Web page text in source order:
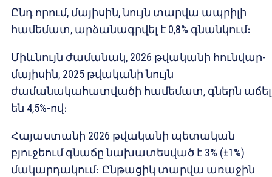
Ընդ որում, մայիսին, նույն տարվա ապրիլի
համեմատ, արձանագրվել է 0,8% գնանկում։
Միևնույն ժամանակ, 2026 թվականի հունվար-
մայիսին, 2025 թվականի նույն
ժամանակահատվածի համեմատ, գներն աճել
են 4,5%-ով։
Հայաստանի 2026 թվականի պետական
բյուջեում գնաճը նախատեսված է 3% (±1%)
մակարդակում։ Ընթացիկ տարվա առաջին